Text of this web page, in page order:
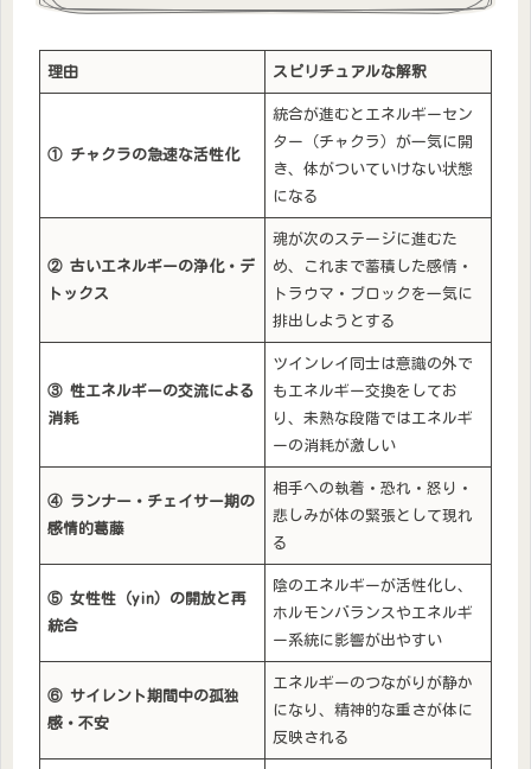
理由 スピリチュアルな解釈
① チャクラの急速な活性化
統合が進むとエネルギーセン
ター（チャクラ）が一気に開
き、体がついていけない状態
になる
②古いエネルギーの浄化・デ
トックス
魂が次のステージに進むた
め、これまで蓄積した感情・
トラウマ・ブロックを一気に
排出しようとする
③性エネルギーの交流による
消耗
ツインレイ同士は意識の外で
もエネルギー交換をしてお
り、未熟な段階ではエネルギ
ーの消耗が激しい
④ ランナー・チェイサー期の
感情的葛藤
相手への執着・恐れ・怒り・
悲しみが体の緊張として現れ
る
⑤女性性（yin）の開放と再
統合
陰のエネルギーが活性化し、
ホルモンバランスやエネルギ
ー系統に影響が出やすい
⑥サイレント期間中の孤独
感・不安
エネルギーのつながりが静か
になり、精神的な重さが体に
反映される